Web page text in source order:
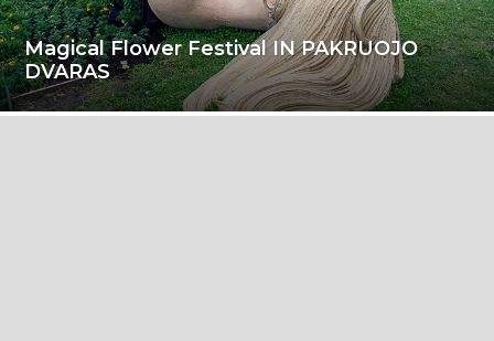
Magical Flower Festival IN PAKRUOJO
DVARAS